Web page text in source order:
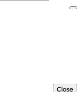
Close